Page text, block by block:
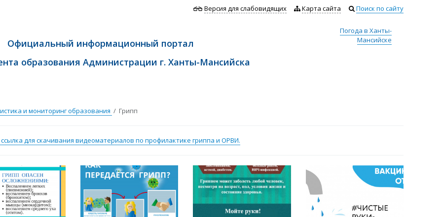
Версия для слабовидящих Карта сайта Поиск по сайту
Официальный информационный портал
образования Администрации г. Ханты-Мансийска
Погода в Ханты-
Мансийске
и мониторинг образования / Грипп
для скачивания видеоматериалов по профилактике гриппа и ОРВИ.​